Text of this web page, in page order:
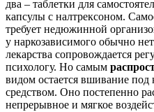
два – таблетки для
капсулы с налтрексоном.
требует недюжинной
у наркозависимого обычно
лекарства сопровождается
психологу. Но самым
видом остается вшивание
средством. Оно постепенно
непрерывное и мягкое